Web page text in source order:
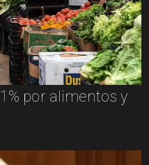
por alimentos y